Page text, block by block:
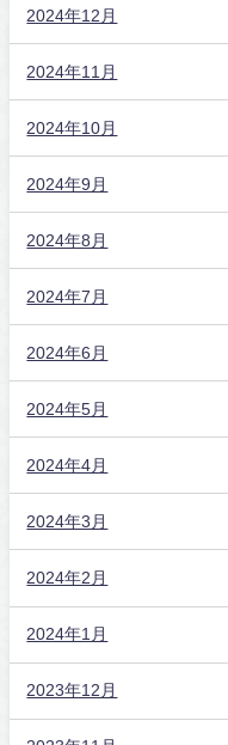
2024年12月
2024年11月
2024年10月
2024年9月
2024年8月
2024年7月
2024年6月
2024年5月
2024年4月
2024年3月
2024年2月
2024年1月
2023年12月